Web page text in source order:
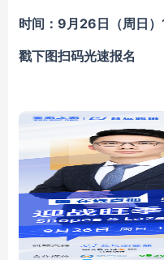
时间：9月26日（周日
戳下图扫码光速报名